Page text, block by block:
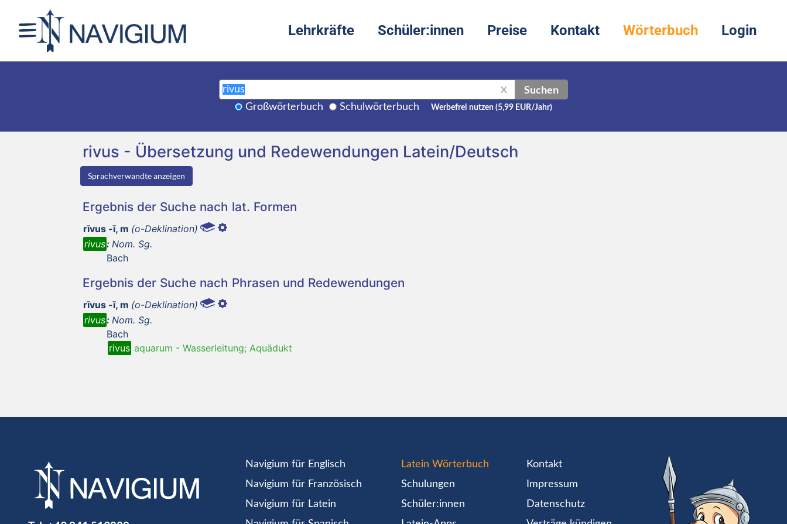
Lehrkräfte Schüler:innen Preise Kontakt Wörterbuch Login
X Suchen
Großwörterbuch Schulwörterbuch Werbefrei nutzen (5,99 EUR/Jahr)
rivus - Übersetzung und Redewendungen Latein/Deutsch
Sprachverwandte anzeigen
Ergebnis der Suche nach lat. Formen
rīvus -ī, m (o-Deklination)
rivus: Nom. Sg.
Bach
Ergebnis der Suche nach Phrasen und Redewendungen
rīvus -ī, m (o-Deklination)
rivus: Nom. Sg.
Bach
rivus aquarum - Wasserleitung; Aquädukt
Navigium für Englisch
Navigium für Französisch
Navigium für Latein
Latein Wörterbuch
Schulungen
Schüler:innen
Kontakt
Impressum
Datenschutz